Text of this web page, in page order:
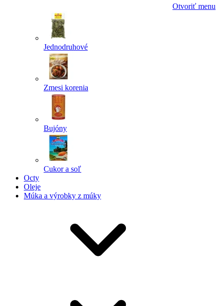
Otvoriť menu
Jednodruhové
Zmesi korenia
Bujóny
Cukor a soľ
Octy
Oleje
Múka a výrobky z múky